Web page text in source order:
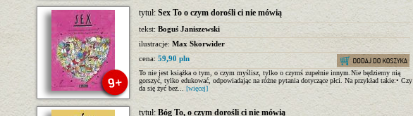
tytuł:Sex To o czym dorośli ci nie mówią
tekst: Boguś Janiszewski
ilustracje: Max Skorwider
cena: 59,90 pln
To nie jest książka o tym, o czym myślisz, tylko o czymś zupełnie innym.Nie będziemy nią
gorszyć, tylko edukować, odpowiadając na różne pytania dotyczące płci. Na przykład takie:• Czy
da się żyć bez... [więcej]
tytuł: Bóg To, o czym dorośli ci nie mówią